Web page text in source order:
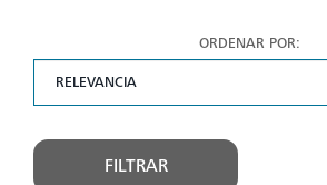
ORDENAR POR:
FILTRAR